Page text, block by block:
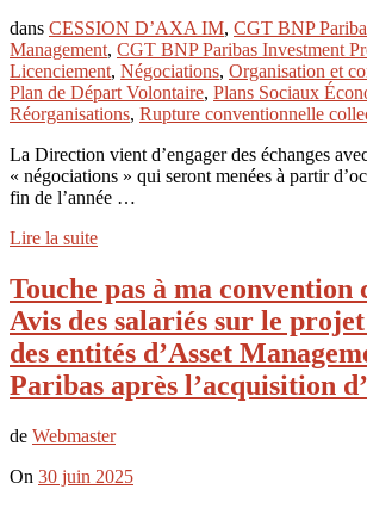
dans CESSION D’AXA IM, CGT BNP
Management, CGT BNP Paribas Investment
Licenciement, Négociations, Organisation et
Plan de Départ Volontaire, Plans Sociaux
Réorganisations, Rupture conventionnelle
La Direction vient d’engager des échanges
« négociations » qui seront menées à partir
fin de l’année …
Lire la suite
Touche pas à ma convention
Avis des salariés sur le
des entités d’Asset
Paribas après l’acquisition
de Webmaster
On 30 juin 2025